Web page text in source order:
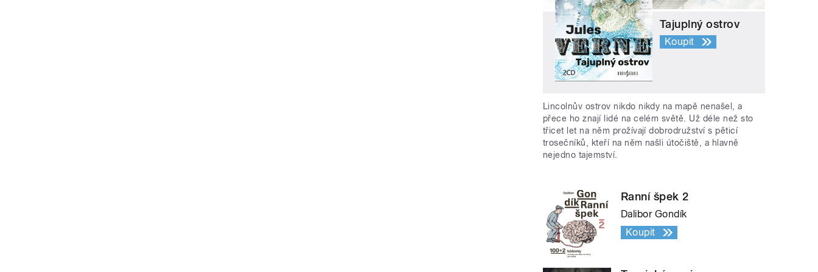
Tajuplný ostrov
Koupit
Lincolnův ostrov nikdo nikdy na mapě nenašel, a
přece ho znají lidé na celém světě. Už déle než sto
třicet let na něm prožívají dobrodružství s pěticí
trosečníků, kteří na něm našli útočiště, a hlavně
nejedno tajemství.
Ranní špek 2
Dalibor Gondík
Koupit